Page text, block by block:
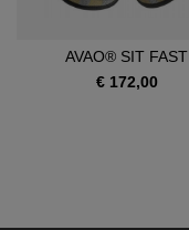
AVAO® SIT FAST
€ 172,00